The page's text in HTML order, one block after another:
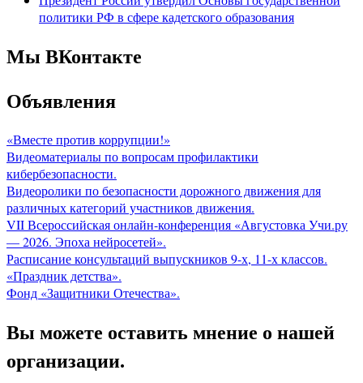
политики РФ в сфере кадетского образования
Мы ВКонтакте
Объявления
«Вместе против коррупции!»
Видеоматериалы по вопросам профилактики
кибербезопасности.
Видеоролики по безопасности дорожного движения для
различных категорий участников движения.
VII Всероссийская онлайн-конференция «Августовка Учи.ру
— 2026. Эпоха нейросетей».
Расписание консультаций выпускников 9-х, 11-х классов.
«Праздник детства».
Фонд «Защитники Отечества».
Вы можете оставить мнение о нашей
организации.